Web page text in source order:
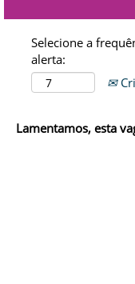
Selecione a
alerta:
Lamentamos, esta